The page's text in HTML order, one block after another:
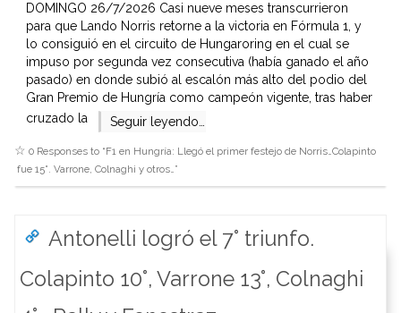
here.
Clickable
link
Author
page.
website
or
other
works.
admin
DOMINGO 26/7/2026 Casi nueve meses transcurrieron
para que Lando Norris retorne a la victoria en Fórmula 1, y
lo consiguió en el circuito de Hungaroring en el cual se
impuso por segunda vez consecutiva (había ganado el año
pasado) en donde subió al escalón más alto del podio del
Gran Premio de Hungría como campeón vigente, tras haber
cruzado la
Seguir leyendo…
0 Responses to “F1 en Hungría: Llegó el primer festejo de Norris…Colapinto
fue 15°. Varrone, Colnaghi y otros…”
Antonelli logró el 7° triunfo.
Colapinto 10°, Varrone 13°, Colnaghi